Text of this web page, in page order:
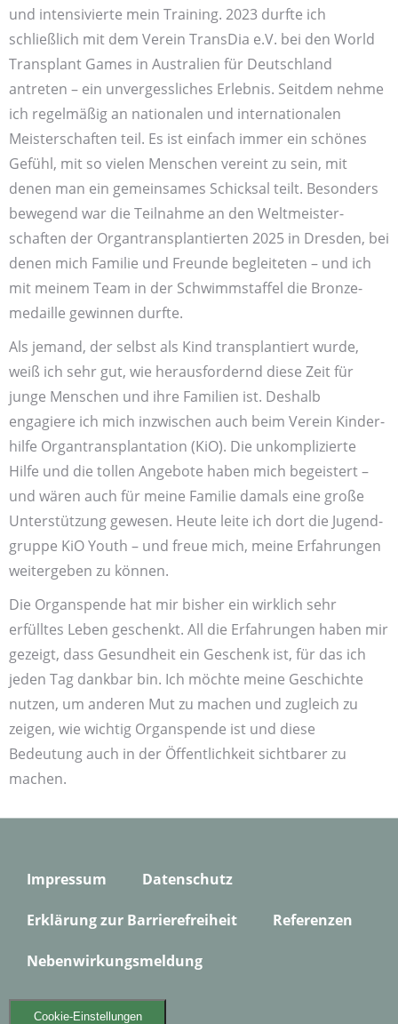
und intensivierte mein Training. 2023 durfte ich
schließlich mit dem Verein TransDia e.V. bei den World
Transplant Games in Australien für Deutschland
antreten – ein unvergess­liches Erlebnis. Seitdem nehme
ich regelmäßig an nationalen und internationalen
Meister­schaften teil. Es ist einfach immer ein schönes
Gefühl, mit so vielen Menschen vereint zu sein, mit
denen man ein gemeinsames Schicksal teilt. Besonders
bewegend war die Teilnahme an den Weltmeister­
schaften der Organ­transplantierten 2025 in Dresden, bei
denen mich Familie und Freunde begleiteten – und ich
mit meinem Team in der Schwimm­staffel die Bronze­
medaille gewinnen durfte.
Als jemand, der selbst als Kind transplantiert wurde,
weiß ich sehr gut, wie heraus­fordernd diese Zeit für
junge Menschen und ihre Familien ist. Deshalb
engagiere ich mich inzwischen auch beim Verein Kinder­
hilfe Organ­transplantation (KiO). Die unkomplizierte
Hilfe und die tollen Angebote haben mich begeistert –
und wären auch für meine Familie damals eine große
Unter­stützung gewesen. Heute leite ich dort die Jugend­
gruppe KiO Youth – und freue mich, meine Erfahrungen
weiter­geben zu können.
Die Organ­spende hat mir bisher ein wirklich sehr
erfülltes Leben geschenkt. All die Erfahrungen haben mir
gezeigt, dass Gesundheit ein Geschenk ist, für das ich
jeden Tag dankbar bin. Ich möchte meine Geschichte
nutzen, um anderen Mut zu machen und zugleich zu
zeigen, wie wichtig Organ­spende ist und diese
Bedeutung auch in der Öffentlichkeit sichtbarer zu
machen.
Impressum Datenschutz
Erklärung zur Barrierefreiheit Referenzen
Nebenwirkungsmeldung
Cookie-Einstellungen